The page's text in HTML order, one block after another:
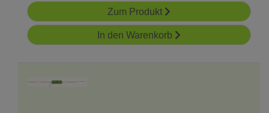
Zum Produkt
In den Warenkorb